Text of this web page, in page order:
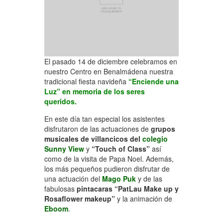
El pasado 14 de diciembre celebramos en
nuestro Centro en Benalmádena nuestra
tradicional fiesta navideña “Enciende una
Luz” en memoria de los seres
queridos.
En este día tan especial los asistentes
disfrutaron de las actuaciones de grupos
musicales de villancicos del colegio
Sunny View y “Touch of Class” así
como de la visita de Papa Noel. Además,
los más pequeños pudieron disfrutar de
una actuación del Mago Puk y de las
fabulosas pintacaras “PatLau Make up y
Rosaflower makeup” y la animación de
Eboom.